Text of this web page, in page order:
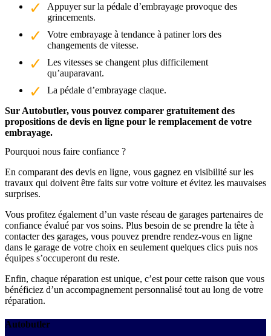
Appuyer sur la pédale d’embrayage provoque des
grincements.
Votre embrayage à tendance à patiner lors des
changements de vitesse.
Les vitesses se changent plus difficilement
qu’auparavant.
La pédale d’embrayage claque.
Sur Autobutler, vous pouvez comparer gratuitement des
propositions de devis en ligne pour le remplacement de votre
embrayage.
Pourquoi nous faire confiance ?
En comparant des devis en ligne, vous gagnez en visibilité sur les
travaux qui doivent être faits sur votre voiture et évitez les mauvaises
surprises.
Vous profitez également d’un vaste réseau de garages partenaires de
confiance évalué par vos soins. Plus besoin de se prendre la tête à
contacter des garages, vous pouvez prendre rendez-vous en ligne
dans le garage de votre choix en seulement quelques clics puis nos
équipes s’occuperont du reste.
Enfin, chaque réparation est unique, c’est pour cette raison que vous
bénéficiez d’un accompagnement personnalisé tout au long de votre
réparation.
Autobutler